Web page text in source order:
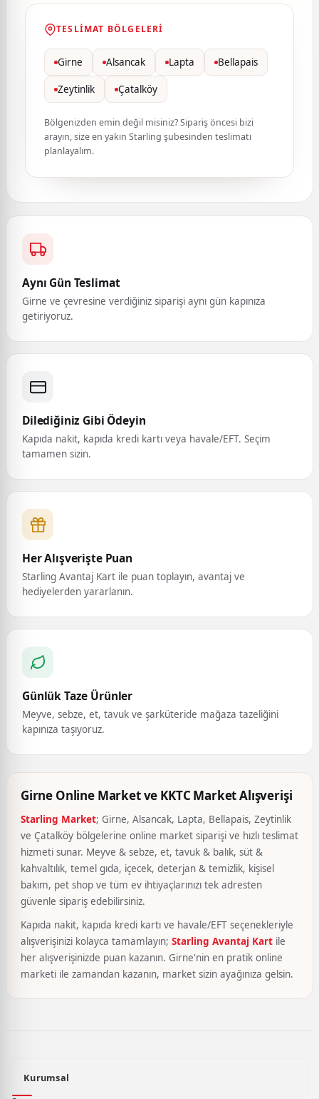
TESLIMAT BÖLGELERI
Girne Alsancak Lapta Bellapais
Zeytinlik Çatalköy
Bölgenizden emin değil misiniz? Sipariş öncesi bizi
arayın, size en yakın Starling şubesinden teslimatı
planlayalım.
Aynı Gün Teslimat
Girne ve çevresine verdiğiniz siparişi aynı gün kapınıza
getiriyoruz.
Dilediğiniz Gibi Ödeyin
Kapıda nakit, kapıda kredi kartı veya havale/EFT. Seçim
tamamen sizin.
Her Alışverişte Puan
Starling Avantaj Kart ile puan toplayın, avantaj ve
hediyelerden yararlanın.
Günlük Taze Ürünler
Meyve, sebze, et, tavuk ve şarküteride mağaza tazeliğini
kapınıza taşıyoruz.
Girne Online Market ve KKTC Market Alışverişi
Starling Market; Girne, Alsancak, Lapta, Bellapais, Zeytinlik
ve Çatalköy bölgelerine online market siparişi ve hızlı teslimat
hizmeti sunar. Meyve & sebze, et, tavuk & balık, süt &
kahvaltılık, temel gıda, içecek, deterjan & temizlik, kişisel
bakım, pet shop ve tüm ev ihtiyaçlarınızı tek adresten
güvenle sipariş edebilirsiniz.
Kapıda nakit, kapıda kredi kartı ve havale/EFT seçenekleriyle
alışverişinizi kolayca tamamlayın; Starling Avantaj Kart ile
her alışverişinizde puan kazanın. Girne'nin en pratik online
marketi ile zamandan kazanın, market sizin ayağınıza gelsin.
Kurumsal